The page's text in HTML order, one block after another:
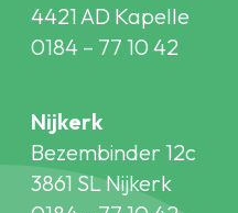
4421 AD Kapelle
0184 – 77 10 42
Nijkerk
Bezembinder 12c
3861 SL Nijkerk